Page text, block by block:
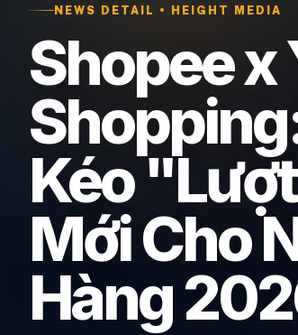
NEWS DETAIL • HEIGHT MEDIA
Shopee x
Kéo
Mới Cho
Hàng